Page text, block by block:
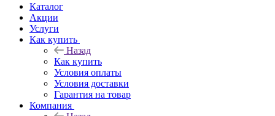
Каталог
Акции
Услуги
Как купить
Назад
Как купить
Условия оплаты
Условия доставки
Гарантия на товар
Компания